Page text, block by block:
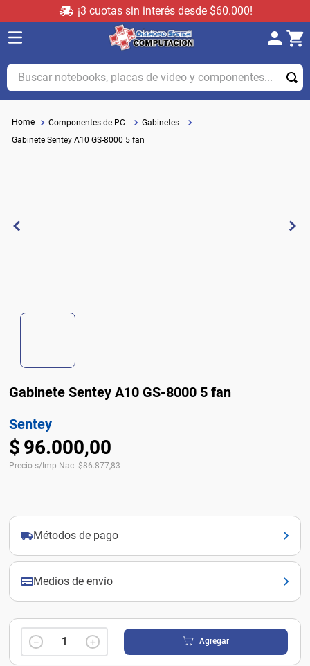
¡3 cuotas sin interés desde $60.000!
Buscar notebooks, placas de video y componentes...
Componentes de PC
Gabinetes
Gabinete Sentey A10 GS-8000 5 fan
Gabinete Sentey A10 GS-8000 5 fan
Sentey
$ 96.000,00
Precio s/Imp Nac. $86.877,83
Métodos de pago
Medios de envío
＋
－ Agregar